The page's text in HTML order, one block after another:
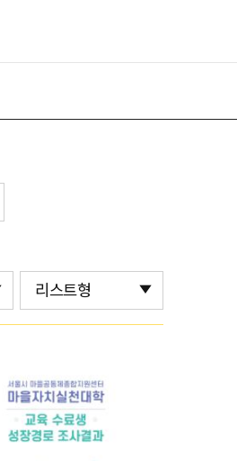
리스트형